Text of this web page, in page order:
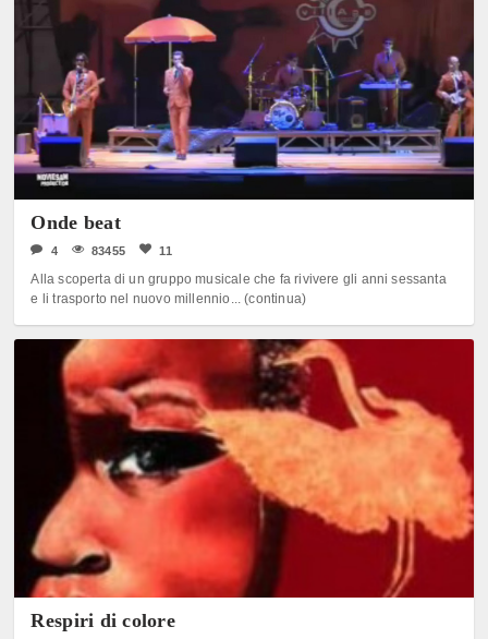
Onde beat
4 83455 11
Alla scoperta di un gruppo musicale che fa rivivere gli anni sessanta
e li trasporto nel nuovo millennio... (continua)
Respiri di colore